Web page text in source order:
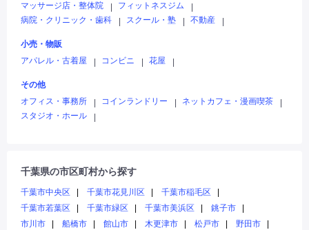
マッサージ店・整体院
フィットネスジム
病院・クリニック・歯科
スクール・塾 不動産
小売・物販
アパレル・古着屋
コンビニ 花屋
その他
オフィス・事務所
コインランドリー ネットカフェ・漫画喫茶
スタジオ・ホール
千葉県の市区町村から探す
千葉市中央区 千葉市花見川区
千葉市稲毛区
千葉市若葉区
千葉市緑区 千葉市美浜区
銚子市
市川市
船橋市 館山市 木更津市 松戸市
野田市